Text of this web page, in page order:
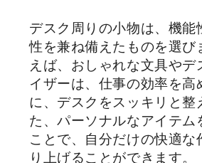
デスク周りの小物は、機能
性を兼ね備えたものを選び
えば、おしゃれな文具やデ
イザーは、仕事の効率を高
に、デスクをスッキリと整
た、パーソナルなアイテム
ことで、自分だけの快適な
り上げることができます。